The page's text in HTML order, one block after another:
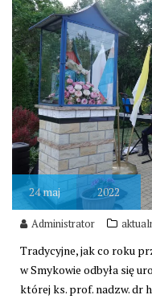
24maj 2022
Administrator
Tradycyjne, jak co roku
w Smykowie odbyła się
której ks. prof. nadzw. dr